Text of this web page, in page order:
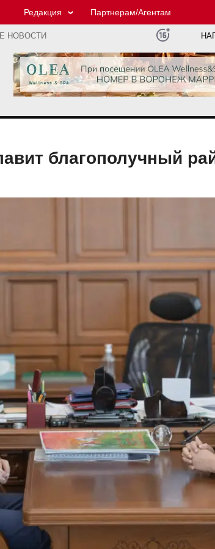
Редакция Партнерам/Агентам
НОВОСТИ
благополучный